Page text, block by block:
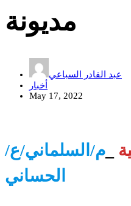
مديونة
عبد القادر السباعي
أخبار
May 17, 2022
م/السلماني/ع/
الحساني